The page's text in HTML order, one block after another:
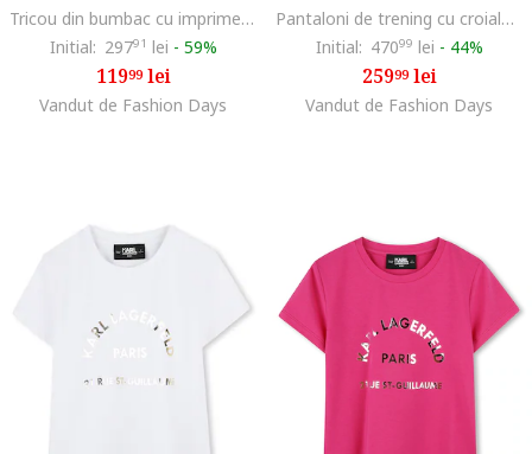
Tricou din bumbac cu imprimeu logo, Negru/Alb optic
Initial: 29791 lei - 59%
11999lei
Vandut de Fashion Days
Pantaloni de trening cu croiala ampla si segmente laterale cu logo, Negru
Initial: 47099 lei - 44%
25999lei
Vandut de Fashion Days